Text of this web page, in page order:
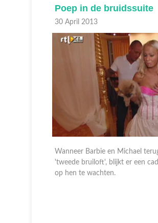
Poep in de bruidssuite
30 April 2013
Wanneer Barbie en Michael
'tweede bruiloft', blijkt er een
op hen te wachten.